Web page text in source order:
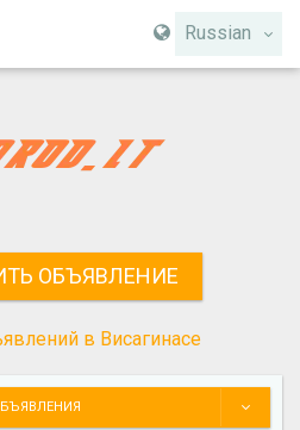
Russian
ОБЪЯВЛЕНИЕ
в Висагинасе